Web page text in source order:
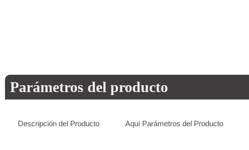
Parámetros del producto
Descripción del Producto Aquí Parámetros del Producto